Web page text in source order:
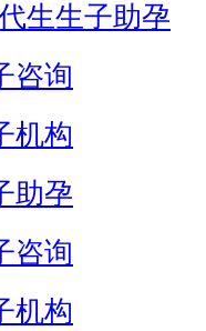
生生子助孕
咨询
机构
助孕
咨询
机构